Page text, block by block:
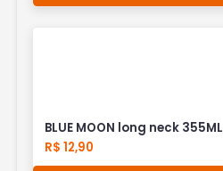
BLUE MOON long neck 355ML
R$ 12,90